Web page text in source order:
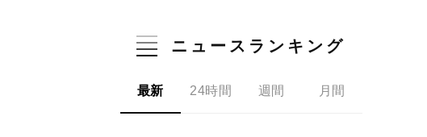
ニュースランキング
最新 24時間 週間 月間